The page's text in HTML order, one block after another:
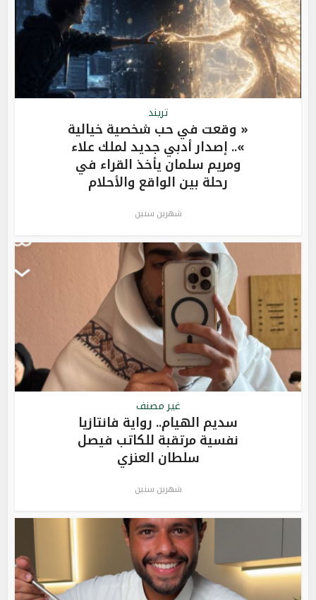
تريند
« وقعت في حب شخصية خيالية
».. إصدار أدبي جديد لملك علاء
ومريم سلمان يأخذ القراء في
رحلة بين الواقع والأحلام
شهرين سنين
غير مصنف
سديم الهيام.. رواية فانتازيا
نفسية مرتقبة للكاتب فيصل
سلطان العنزي
شهرين سنين